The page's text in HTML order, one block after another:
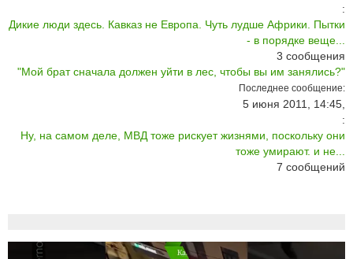
:
Дикие люди здесь. Кавказ не Европа. Чуть лудше Африки. Пытки
- в порядке веще...
3 сообщения
"Мой брат сначала должен уйти в лес, чтобы вы им занялись?"
Последнее сообщение:
5 июня 2011, 14:45,
:
Ну, на самом деле, МВД тоже рискует жизнями, поскольку они
тоже умирают. и не...
7 сообщений